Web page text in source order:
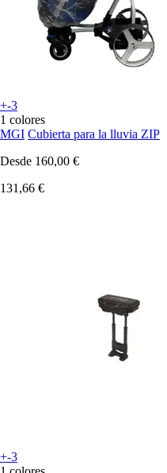
+-3
1 colores
MGI Cubierta para la lluvia ZIP
Desde 160,00 €
131,66 €
+-3